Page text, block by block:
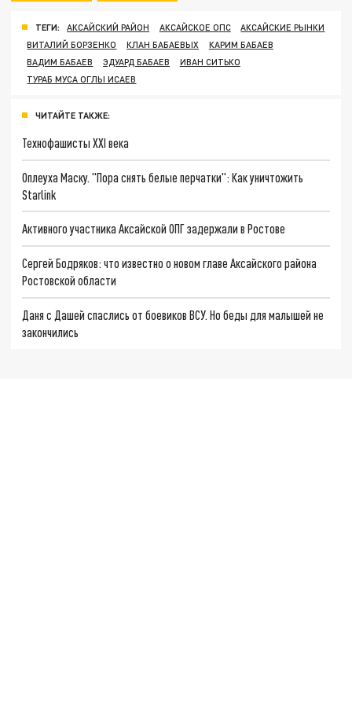
ТЕГИ: АКСАЙСКИЙ РАЙОН АКСАЙСКОЕ ОПС
АКСАЙСКИЕ РЫНКИ
ВИТАЛИЙ БОРЗЕНКО
КЛАН БАБАЕВЫХ
КАРИМ БАБАЕВ
ВАДИМ БАБАЕВ
ЭДУАРД БАБАЕВ
ИВАН СИТЬКО
ТУРАБ МУСА ОГЛЫ ИСАЕВ
ЧИТАЙТЕ ТАКЖЕ:
Технофашисты XXI века
Оплеуха Маску. "Пора снять белые перчатки": Как уничтожить
Starlink
Активного участника Аксайской ОПГ задержали в Ростове
Сергей Бодряков: что известно о новом главе Аксайского района
Ростовской области
Даня с Дашей спаслись от боевиков ВСУ. Но беды для малышей не
закончились